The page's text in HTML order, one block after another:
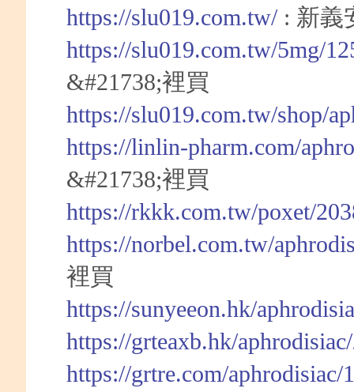
https://slu019.com.tw/: 新義
https://slu019.com.tw/5mg/
&#21738;裡買
https://slu019.com.tw/shop/
https://linlin-pharm.com/
&#21738;裡買
https://rkkk.com.tw/poxet/
https://norbel.com.tw/
裡買
https://sunyeeon.hk/
https://grteaxb.hk/
https://grtre.com/aphrodisiac/